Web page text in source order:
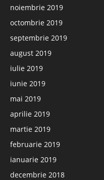
noiembrie 2019
octombrie 2019
septembrie 2019
august 2019
iulie 2019
iunie 2019
mai 2019
aprilie 2019
martie 2019
februarie 2019
ianuarie 2019
decembrie 2018